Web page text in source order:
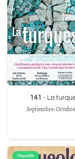
141 - La
Septiembre-Octubre
Disponible